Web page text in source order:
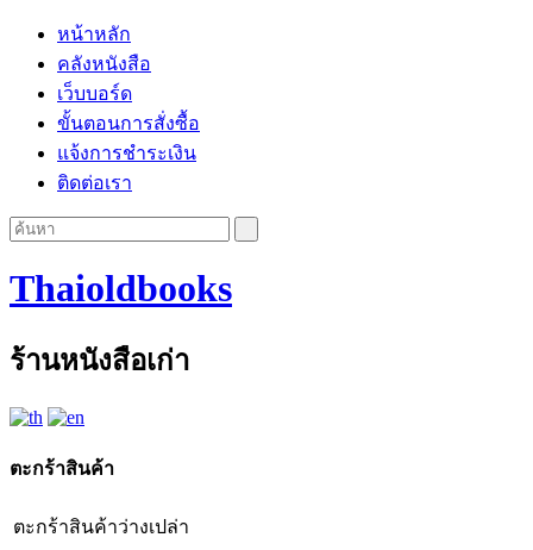
หน้าหลัก
คลังหนังสือ
เว็บบอร์ด
ขั้นตอนการสั่งซื้อ
แจ้งการชำระเงิน
ติดต่อเรา
Thaioldbooks
ร้านหนังสือเก่า
ตะกร้าสินค้า
ตะกร้าสินค้าว่างเปล่า